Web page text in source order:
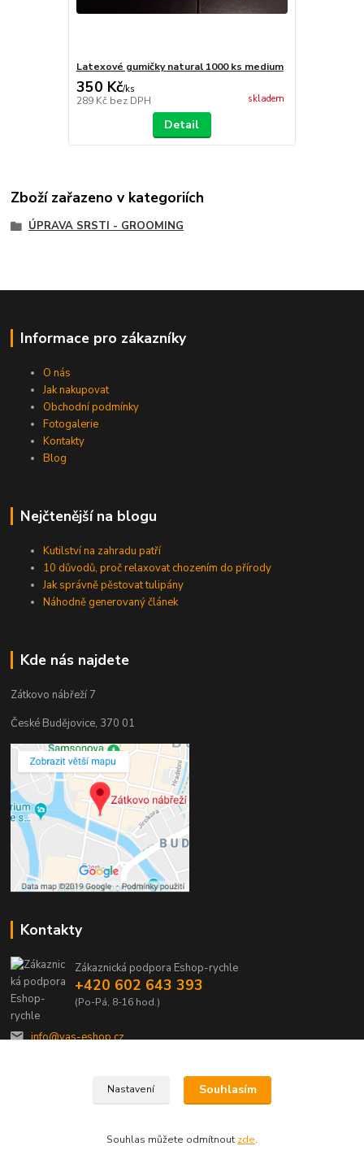
Latexové gumičky natural 1000 ks medium
350 Kč/ks
289 Kč bez DPH skladem
Detail
Zboží zařazeno v kategoriích
ÚPRAVA SRSTI - GROOMING
Informace pro zákazníky
O nás
Jak nakupovat
Obchodní podmínky
Fotogalerie
Kontakty
Blog
Nejčtenější na blogu
Kutilství na zahradu patří
10 důvodů, proč relaxovat chozením do přírody
Jak správně pěstovat tulipány
Náhodně generovaný článek
Kde nás najdete
Zátkovo nábřeží 7
České Budějovice, 370 01
Kontakty
Zákaznická podpora Eshop-rychle
+420 602 643 393
(Po-Pá, 8-16 hod.)
info@vas-eshop.cz
Nastavení Souhlasím
Souhlas můžete odmítnout zde.